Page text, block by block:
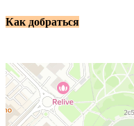
Как добраться